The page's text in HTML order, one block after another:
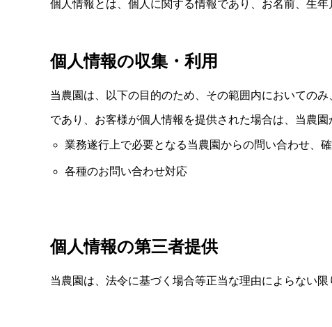
個人情報とは、個人に関する情報であり、お名前、生
個人情報の収集・利用
当農園は、以下の目的のため、その範囲内においての
であり、お客様が個人情報を提供された場合は、当農
業務遂行上で必要となる当農園からの問い合わせ、
各種のお問い合わせ対応
個人情報の第三者提供
当農園は、法令に基づく場合等正当な理由によらない